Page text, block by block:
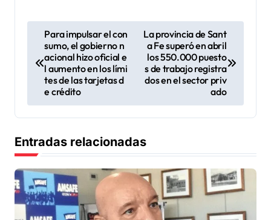
g
c
i
ó
n
Para impulsar el con
sumo, el gobierno n
acional hizo oficial e
l aumento en los lími
tes de las tarjetas d
e crédito
La provincia de Sant
a Fe superó en abril
los 550.000 puesto
s de trabajo registra
dos en el sector priv
ado
Entradas relacionadas